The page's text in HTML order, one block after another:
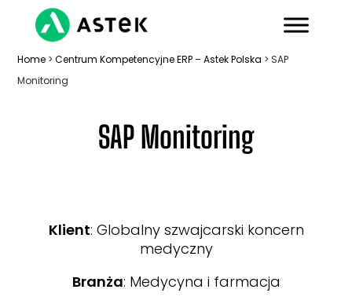
Home >Centrum Kompetencyjne ERP – Astek Polska > SAP
Monitoring
SAP Monitoring
Klient: Globalny szwajcarski koncern
medyczny
Branża: Medycyna i farmacja